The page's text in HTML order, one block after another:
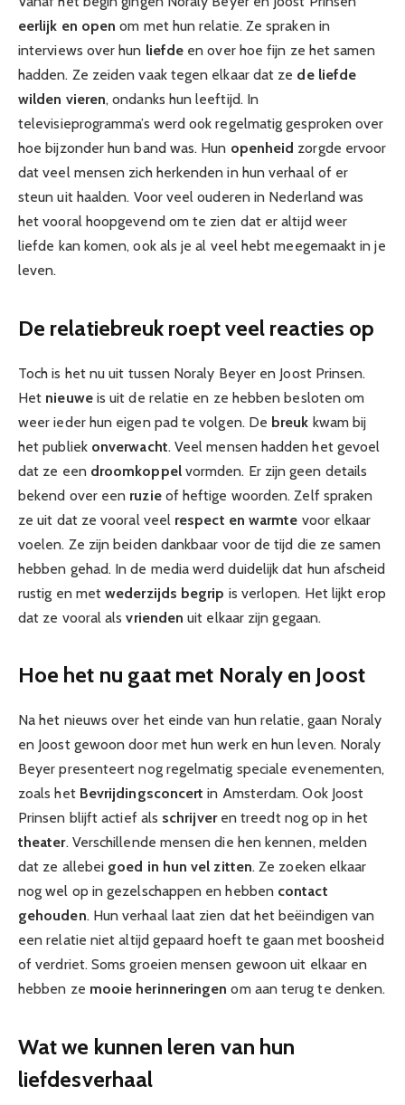
eerlijk en open om met hun relatie. Ze spraken in
interviews over hun liefde en over hoe fijn ze het samen
hadden. Ze zeiden vaak tegen elkaar dat ze de liefde
wilden vieren, ondanks hun leeftijd. In
televisieprogramma’s werd ook regelmatig gesproken over
hoe bijzonder hun band was. Hun openheid zorgde ervoor
dat veel mensen zich herkenden in hun verhaal of er
steun uit haalden. Voor veel ouderen in Nederland was
het vooral hoopgevend om te zien dat er altijd weer
liefde kan komen, ook als je al veel hebt meegemaakt in je
leven.
De relatiebreuk roept veel reacties op
Toch is het nu uit tussen Noraly Beyer en Joost Prinsen.
Het nieuweis uit de relatie en ze hebben besloten om
weer ieder hun eigen pad te volgen. De breuk kwam bij
het publiek onverwacht. Veel mensen hadden het gevoel
dat ze een droomkoppelvormden. Er zijn geen details
bekend over een ruzieof heftige woorden. Zelf spraken
ze uit dat ze vooral veel respect en warmte voor elkaar
voelen. Ze zijn beiden dankbaar voor de tijd die ze samen
hebben gehad. In de media werd duidelijk dat hun afscheid
rustig en metwederzijds begrip is verlopen. Het lijkt erop
dat ze vooral alsvrienden uit elkaar zijn gegaan.
Hoe het nu gaat met Noraly en Joost
Na het nieuws over het einde van hun relatie, gaan Noraly
en Joost gewoon door met hun werk en hun leven. Noraly
Beyer presenteert nog regelmatig speciale evenementen,
zoals het Bevrijdingsconcert in Amsterdam. Ook Joost
Prinsen blijft actief als schrijveren treedt nog op in het
theater. Verschillende mensen die hen kennen, melden
dat ze allebei goed in hun vel zitten. Ze zoeken elkaar
nog wel op in gezelschappen en hebben contact
gehouden. Hun verhaal laat zien dat het beëindigen van
een relatie niet altijd gepaard hoeft te gaan met boosheid
of verdriet. Soms groeien mensen gewoon uit elkaar en
hebben ze mooie herinneringen om aan terug te denken.
Wat we kunnen leren van hun
liefdesverhaal